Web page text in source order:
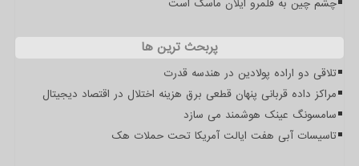
چشم چین به قلمرو ایلان ماسک است
پربحث ترین ها
تلاقی دو اراده پولادین در هندسه قدرت
مراکز داده قربانی پنهان قطعی برق هزینه اختلال در اقتصاد دیجیتال
سامسونگ عینک هوشمند می سازد
تاسیسات آبی هفت ایالت آمریکا تحت حملات هک